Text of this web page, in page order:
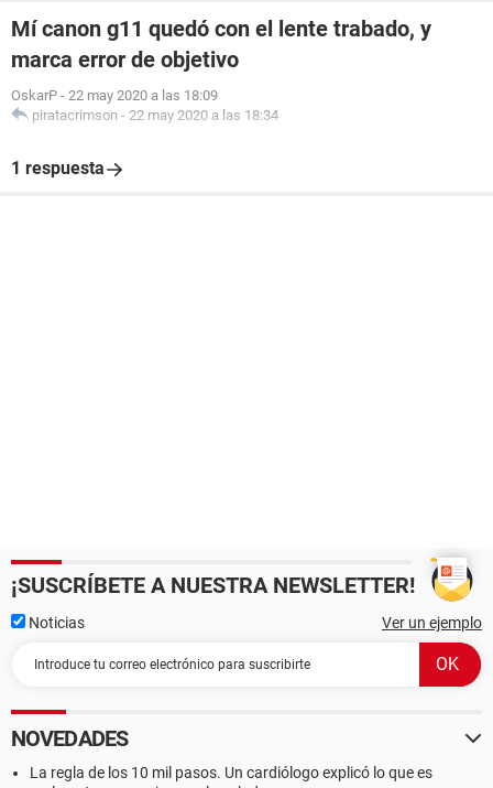
Mí canon g11 quedó con el lente trabado, y
marca error de objetivo
OskarP - 22 may 2020 a las 18:09
piratacrimson - 22 may 2020 a las 18:34
1 respuesta
¡SUSCRÍBETE A NUESTRA NEWSLETTER!
Noticias Ver un ejemplo
NOVEDADES
La regla de los 10 mil pasos. Un cardiólogo explicó lo que es